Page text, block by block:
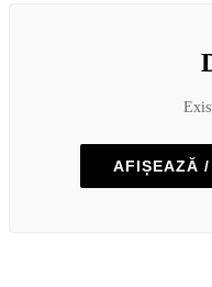
AFIȘEAZĂ /